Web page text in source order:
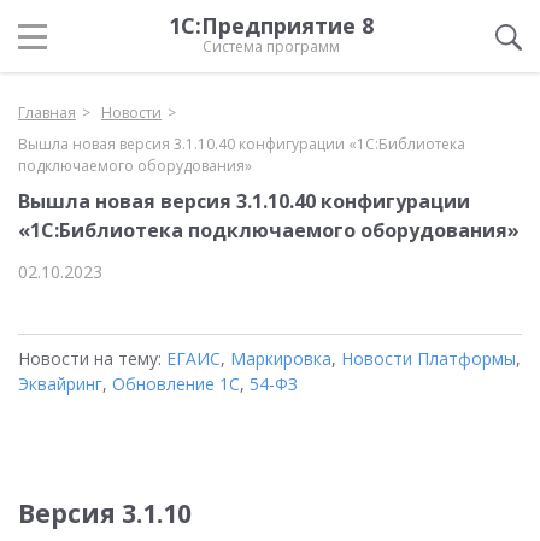
1С:Предприятие 8
Система программ
Главная
Новости
Вышла новая версия 3.1.10.40 конфигурации «1С:Библиотека
подключаемого оборудования»
Вышла новая версия 3.1.10.40 конфигурации
«1С:Библиотека подключаемого оборудования»
02.10.2023
Новости на тему: ЕГАИС, Маркировка, Новости Платформы,
Эквайринг, Обновление 1С, 54-ФЗ
Версия 3.1.10